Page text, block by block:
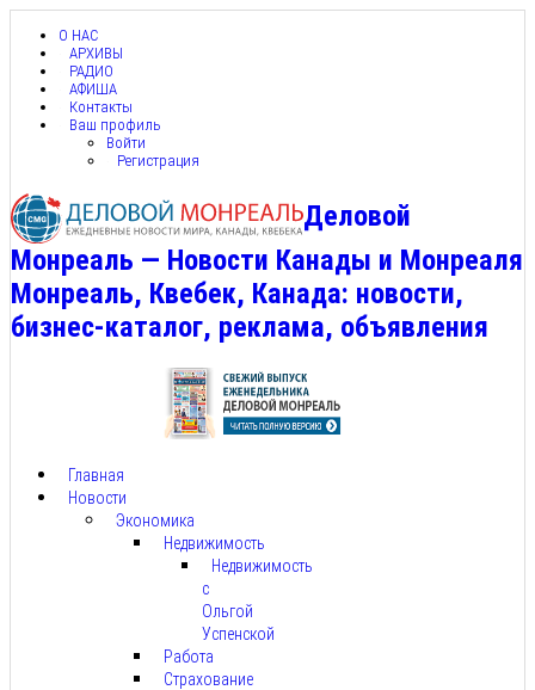
О НАС
АРХИВЫ
РАДИО
АФИША
Контакты
Ваш профиль
Войти
Регистрация
Деловой
Монреаль — Новости Канады и Монреаля
Монреаль, Квебек, Канада: новости,
бизнес-каталог, реклама, объявления
Главная
Новости
Экономика
Недвижимость
Недвижимость
с
Ольгой
Успенской
Работа
Страхование